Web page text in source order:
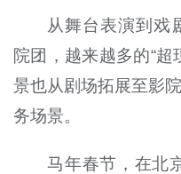
从舞台表演到戏
院团，越来越多的“超
景也从剧场拓展至影
务场景。
马年春节，在北